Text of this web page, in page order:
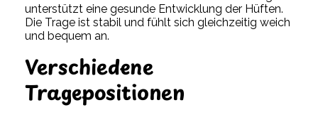
unterstützt eine gesunde Entwicklung der Hüften.
Die Trage ist stabil und fühlt sich gleichzeitig weich
und bequem an.
Verschiedene
Tragepositionen